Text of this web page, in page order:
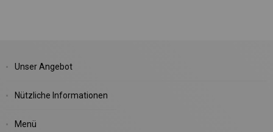
Unser Angebot
Nützliche Informationen
Menü